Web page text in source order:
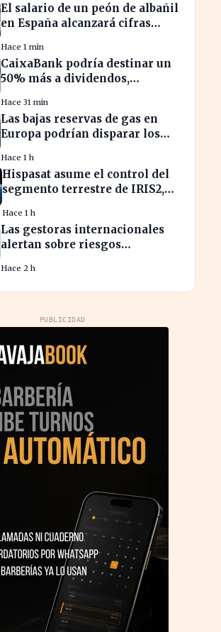
El salario de un peón de albañil
en España alcanzará cifras
Hace 1 min
CaixaBank podría destinar un
50% más a dividendos,
accionistas
Hace 31 min
Las bajas reservas de gas en
Europa podrían disparar los
Hace 1 h
Hispasat asume el control del
segmento terrestre de IRIS2,
europea
Hace 1 h
Las gestoras internacionales
alertan sobre riesgos
inversores.
Hace 2 h
PUBLICIDAD